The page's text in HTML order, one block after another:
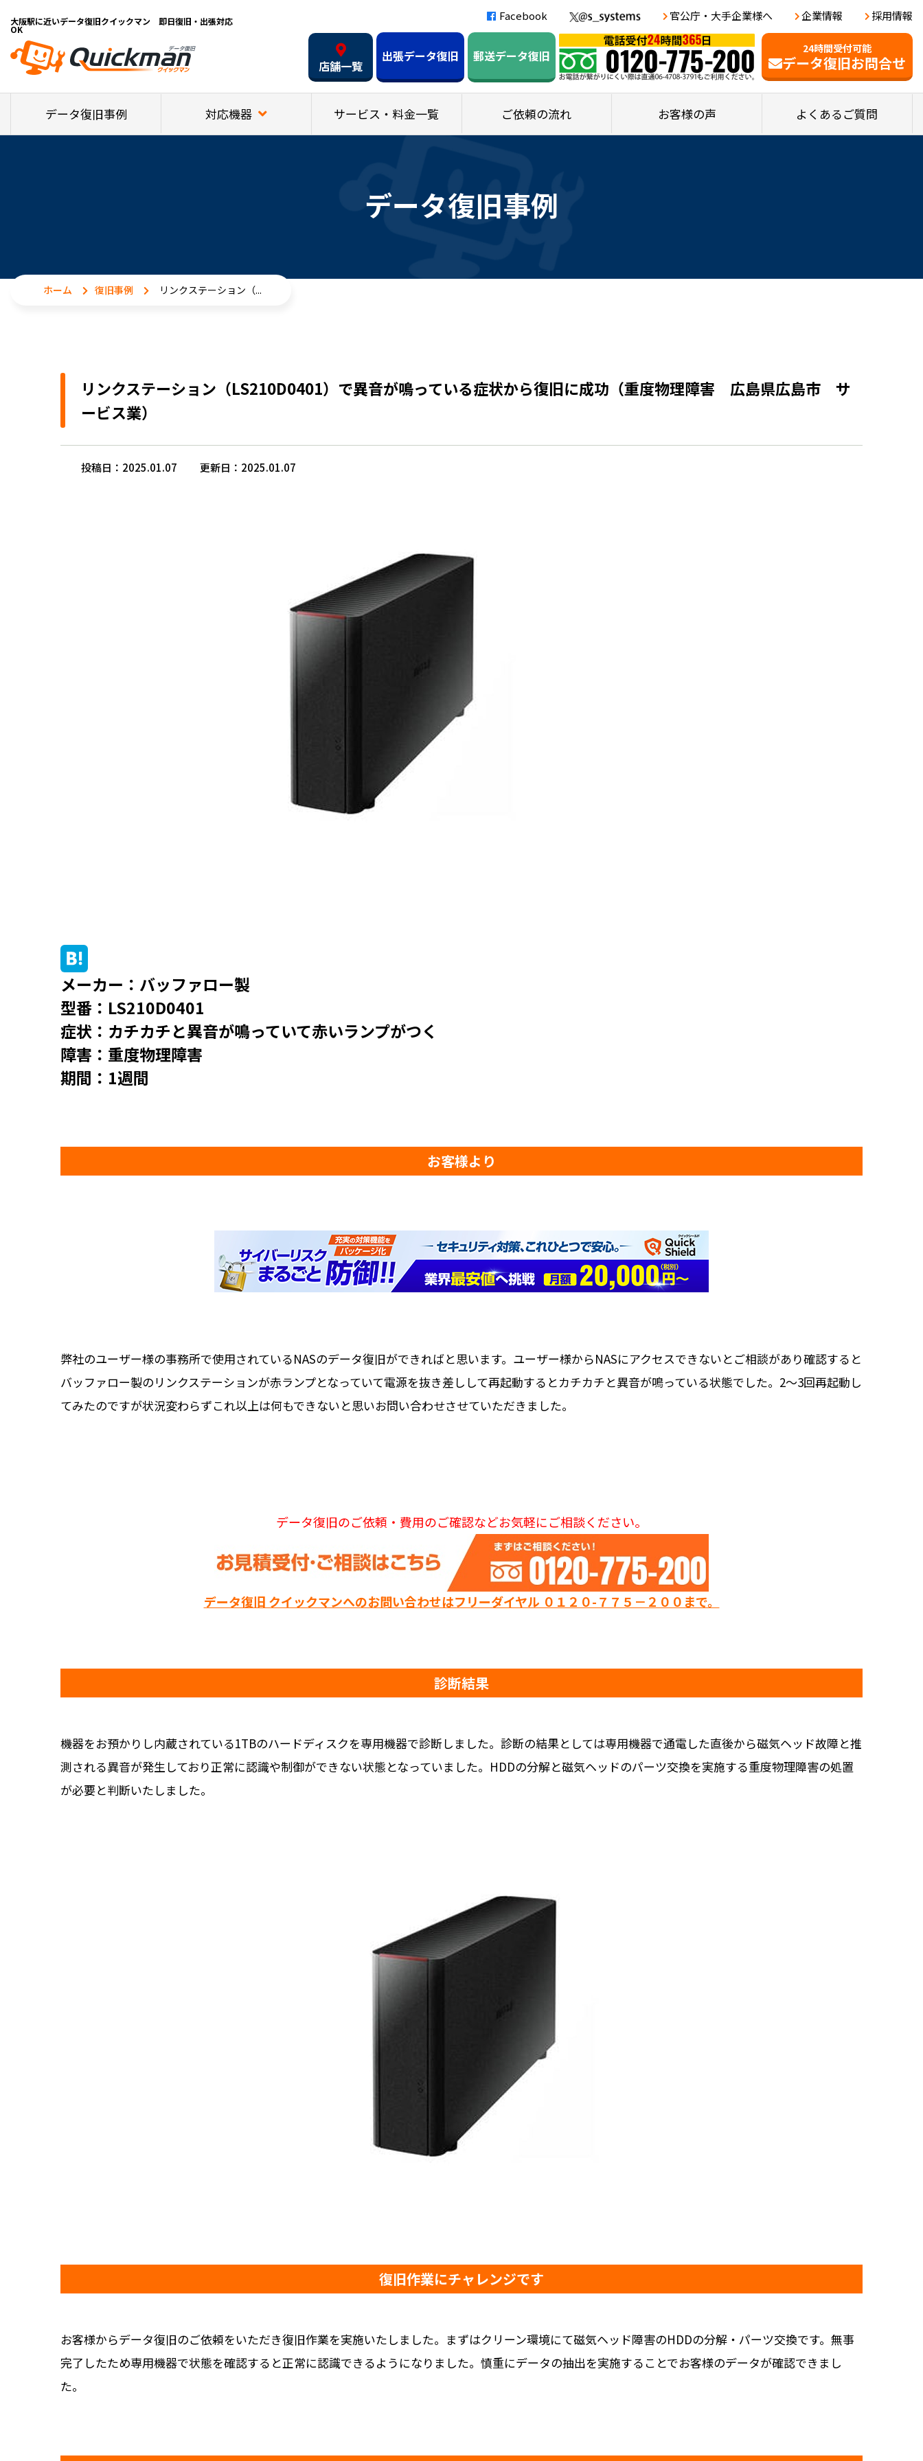
大阪駅に近いデータ復旧クイックマン 即日復旧・出張対応
OK
Facebook 官公庁・大手企業様へ 企業情報 採用情報
24時間受付可能
データ復旧お問合せ
店舗一覧
出張データ復旧 郵送データ復旧
データ復旧事例 対応機器 サービス・料金一覧 ご依頼の流れ お客様の声 よくあるご質問
データ復旧事例
ホーム 復旧事例 リンクステーション（...
リンクステーション（LS210D0401）で異音が鳴っている症状から復旧に成功（重度物理障害 広島県広島市 サ
ービス業）
投稿日：2025.01.07 更新日：2025.01.07
メーカー：バッファロー製
型番：LS210D0401
症状：カチカチと異音が鳴っていて赤いランプがつく
障害：重度物理障害
期間：1週間
お客様より
弊社のユーザー様の事務所で使用されているNASのデータ復旧ができればと思います。ユーザー様からNASにアクセスできないとご相談があり確認すると
バッファロー製のリンクステーションが赤ランプとなっていて電源を抜き差しして再起動するとカチカチと異音が鳴っている状態でした。2～3回再起動し
てみたのですが状況変わらずこれ以上は何もできないと思いお問い合わせさせていただきました。
データ復旧のご依頼・費用のご確認などお気軽にご相談ください。
データ復旧 クイックマンへのお問い合わせはフリーダイヤル ０１２０-７７５－２００まで。
診断結果
機器をお預かりし内蔵されている1TBのハードディスクを専用機器で診断しました。診断の結果としては専用機器で通電した直後から磁気ヘッド故障と推
測される異音が発生しており正常に認識や制御ができない状態となっていました。HDDの分解と磁気ヘッドのパーツ交換を実施する重度物理障害の処置
が必要と判断いたしました。
復旧作業にチャレンジです
お客様からデータ復旧のご依頼をいただき復旧作業を実施いたしました。まずはクリーン環境にて磁気ヘッド障害のHDDの分解・パーツ交換です。無事
完了したため専用機器で状態を確認すると正常に認識できるようになりました。慎重にデータの抽出を実施することでお客様のデータが確認できまし
た。